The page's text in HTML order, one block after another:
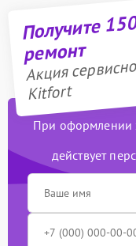
Получите
ремонт
Акция
Kitfort
При оформлении
действует